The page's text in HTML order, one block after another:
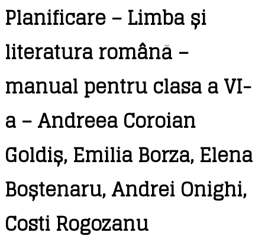
Planificare – Limba și
literatura română –
manual pentru clasa a VI-
a – Andreea Coroian
Goldiș, Emilia Borza, Elena
Boștenaru, Andrei Onighi,
Costi Rogozanu